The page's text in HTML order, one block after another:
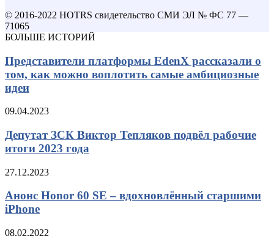
© 2016-2022 HOTRS свидетельство СМИ ЭЛ № ФС 77 —
71065
БОЛЬШЕ ИСТОРИЙ
Представители платформы EdenX рассказали о
том, как можно воплотить самые амбициозные
идеи
09.04.2023
Депутат ЗСК Виктор Тепляков подвёл рабочие
итоги 2023 года
27.12.2023
Анонс Honor 60 SE – вдохновлённый старшими
iPhone
08.02.2022